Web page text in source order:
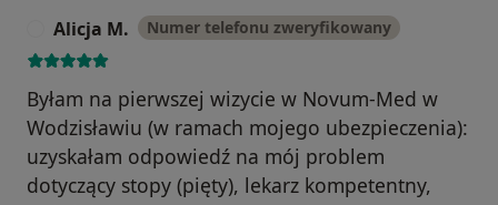
Alicja M. Numer telefonu zweryfikowany
Byłam na pierwszej wizycie w Novum-Med w
Wodzisławiu (w ramach mojego ubezpieczenia):
uzyskałam odpowiedź na mój problem
dotyczący stopy (pięty), lekarz kompetentny,